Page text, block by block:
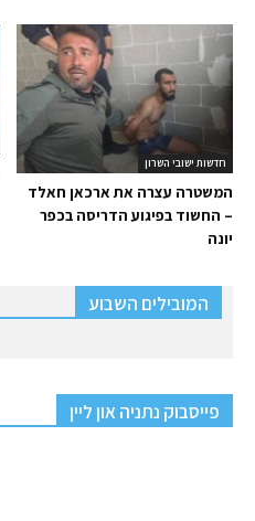
חדשות ישובי השרון
המשטרה עצרה את ארכאן חאלד
– החשוד בפיגוע הדריסה בכפר
יונה
המובילים השבוע
פייסבוק נתניה און ליין